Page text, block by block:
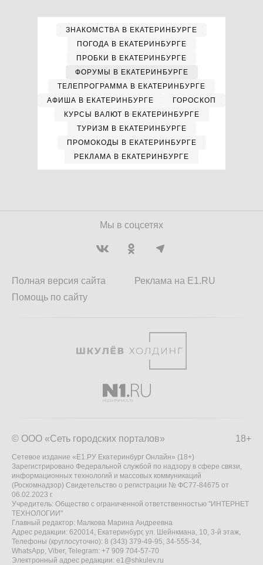
ЗНАКОМСТВА В ЕКАТЕРИНБУРГЕ
ПОГОДА В ЕКАТЕРИНБУРГЕ
ПРОБКИ В ЕКАТЕРИНБУРГЕ
ФОРУМЫ В ЕКАТЕРИНБУРГЕ
ТЕЛЕПРОГРАММА В ЕКАТЕРИНБУРГЕ
АФИША В ЕКАТЕРИНБУРГЕ
ГОРОСКОП
КУРСЫ ВАЛЮТ В ЕКАТЕРИНБУРГЕ
ТУРИЗМ В ЕКАТЕРИНБУРГЕ
ПРОМОКОДЫ В ЕКАТЕРИНБУРГЕ
РЕКЛАМА В ЕКАТЕРИНБУРГЕ
Мы в соцсетях
Полная версия сайта
Помощь по сайту
Реклама на E1.RU
18+
© ООО «Сеть городских порталов»
Сетевое издание «Е1.РУ Екатеринбург Онлайн» (18+)
Зарегистрировано Федеральной службой по надзору в сфере связи,
информационных технологий и массовых коммуникаций
(Роскомнадзор) Свидетельство о регистрации № ФС77-84675 от
06.02.2023 г.
Учредитель: Общество с ограниченной ответственностью "ИНТЕРНЕТ
ТЕХНОЛОГИИ"
Главный редактор: Малкова Марина Андреевна
Адрес редакции: 620014, Екатеринбург, ул. Шейнкмана, 10, 3-й этаж,
Телефоны (круглосуточно): 8 (343) 379-49-95, 34-555-34,
WhatsApp, Viber, Telegram: +7 909 704-57-70
Электронный адрес редакции: e1@shkulev.ru